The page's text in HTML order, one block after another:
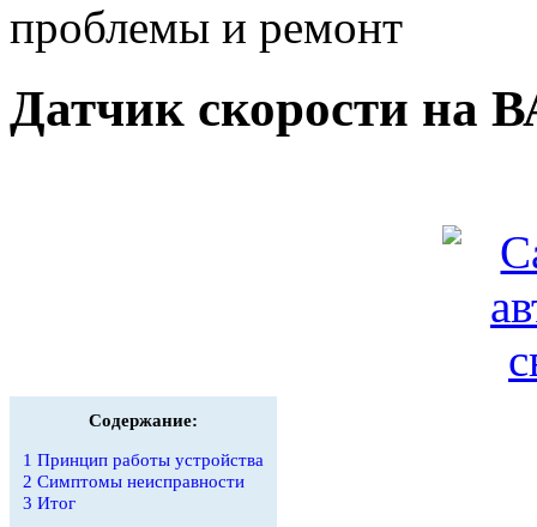
проблемы и ремонт
Датчик скорости на
Содержание:
1 Принцип работы устройства
2 Симптомы неисправности
3 Итог